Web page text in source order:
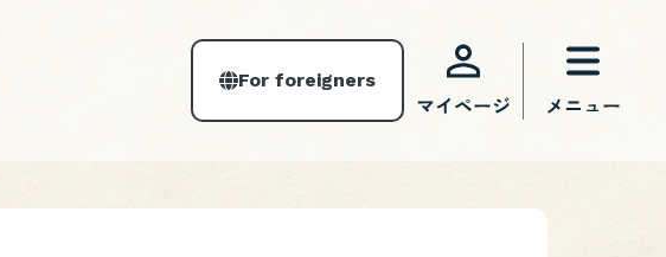
For foreigners